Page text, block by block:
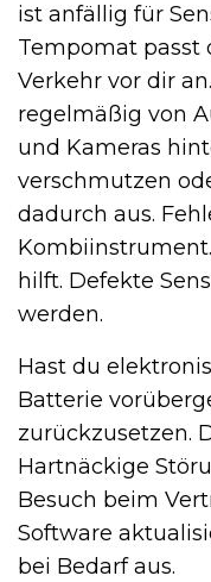
ist anfällig für
Tempomat passt
Verkehr vor dir
regelmäßig von
und Kameras
verschmutzen
dadurch aus.
hilft. Defekte
werden.
Hast du
Batterie
zurückzusetzen.
Hartnäckige
Besuch beim
Software
bei Bedarf aus.